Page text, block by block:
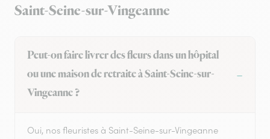
Saint-Seine-sur-Vingeanne
Peut-on faire livrer des fleurs dans un hôpital
ou une maison de retraite à Saint-Seine-sur-
Vingeanne ?
Oui, nos fleuristes à Saint-Seine-sur-Vingeanne